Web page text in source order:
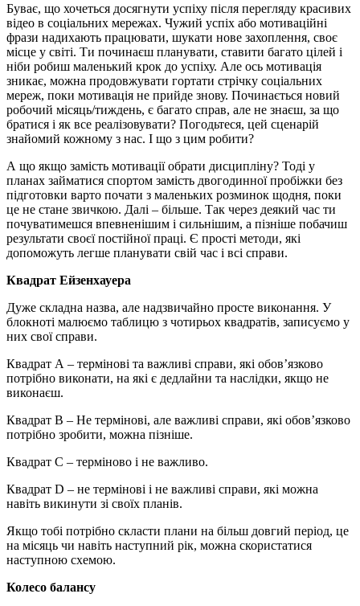
Буває, що хочеться досягнути успіху після перегляду красивих
відео в соціальних мережах. Чужий успіх або мотиваційні
фрази надихають працювати, шукати нове захоплення, своє
місце у світі. Ти починаєш планувати, ставити багато цілей і
ніби робиш маленький крок до успіху. Але ось мотивація
зникає, можна продовжувати гортати стрічку соціальних
мереж, поки мотивація не прийде знову. Починається новий
робочий місяць/тиждень, є багато справ, але не знаєш, за що
братися і як все реалізовувати? Погодьтеся, цей сценарій
знайомий кожному з нас. І що з цим робити?
А що якщо замість мотивації обрати дисципліну? Тоді у
планах займатися спортом замість двогодинної пробіжки без
підготовки варто почати з маленьких розминок щодня, поки
це не стане звичкою. Далі – більше. Так через деякий час ти
почуватимешся впевненішим і сильнішим, а пізніше побачиш
результати своєї постійної праці. Є прості методи, які
допоможуть легше планувати свій час і всі справи.
Квадрат Ейзенхауера
Дуже складна назва, але надзвичайно просте виконання. У
блокноті малюємо таблицю з чотирьох квадратів, записуємо у
них свої справи.
Квадрат А – термінові та важливі справи, які обов’язково
потрібно виконати, на які є дедлайни та наслідки, якщо не
виконаєш.
Квадрат В – Не термінові, але важливі справи, які обов’язково
потрібно зробити, можна пізніше.
Квадрат С – терміново і не важливо.
Квадрат D – не термінові і не важливі справи, які можна
навіть викинути зі своїх планів.
Якщо тобі потрібно скласти плани на більш довгий період, це
на місяць чи навіть наступний рік, можна скористатися
наступною схемою.
Колесо балансу